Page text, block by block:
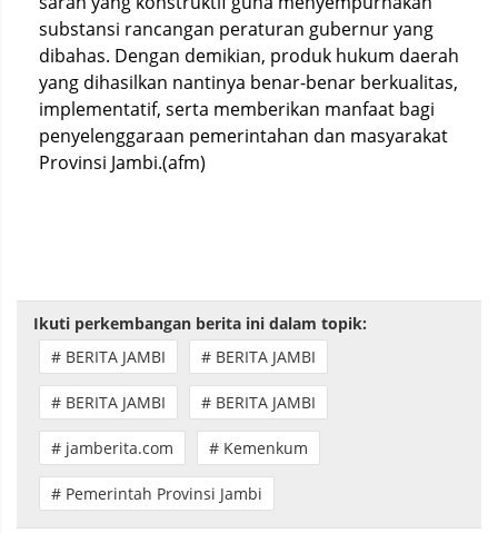
substansi rancangan peraturan gubernur yang
dibahas. Dengan demikian, produk hukum daerah
yang dihasilkan nantinya benar-benar berkualitas,
implementatif, serta memberikan manfaat bagi
penyelenggaraan pemerintahan dan masyarakat
Provinsi Jambi.(afm)
Ikuti perkembangan berita ini dalam topik:
# BERITA JAMBI
# BERITA JAMBI
# BERITA JAMBI # BERITA JAMBI
# jamberita.com # Kemenkum
# Pemerintah Provinsi Jambi